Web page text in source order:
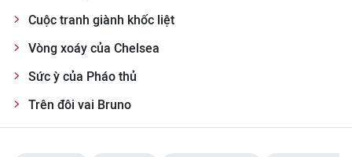
Cuộc tranh giành khốc liệt
Vòng xoáy của Chelsea
Sức ỳ của Pháo thủ
Trên đôi vai Bruno